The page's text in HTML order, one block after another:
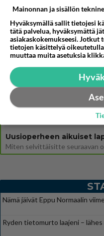
Martinan bisneksillä ei
2 km on nykyään liian
Miesten tuijotus
Nämä jäivät Eppu Normaalin
Ryden tietomurto laajeni –
Mainonnan ja sisällön
Hyväksymällä sallit tietojesi
tätä palvelua, hyväksymättä
asiakaskokemukseesi. Jotkut
tietojen käsittelyä
muuttaa muita asetuksia